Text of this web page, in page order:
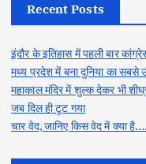
Recent Posts
इंदौर के इतिहास में पहली बार
मध्य प्रदेश में बना दुनिया का सबसे
महाकाल मंदिर में शुल्क देकर भी
जब दिल ही टूट गया
चार वेद, जानिए किस वेद में क्या